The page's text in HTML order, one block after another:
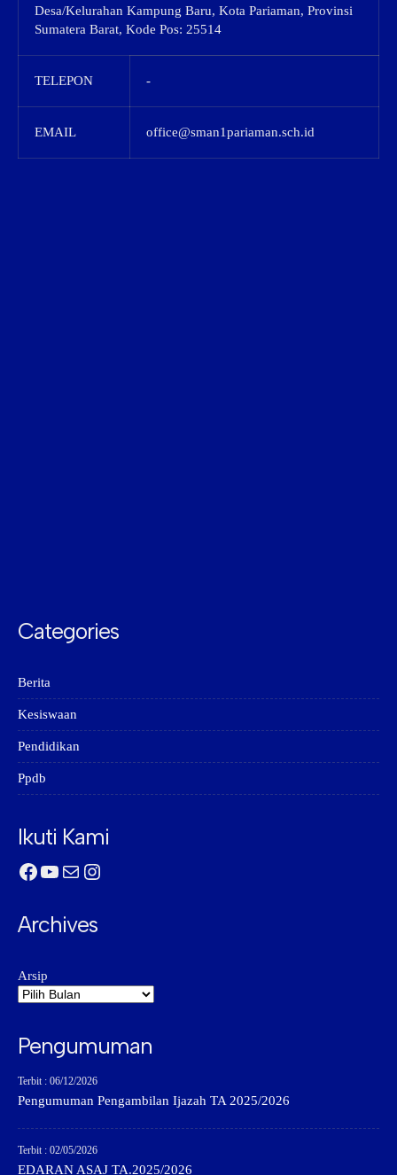
Desa/Kelurahan Kampung Baru, Kota Pariaman, Provinsi
Sumatera Barat, Kode Pos: 25514
TELEPON -
EMAIL office@sman1pariaman.sch.id
Categories
Berita
Kesiswaan
Pendidikan
Ppdb
Ikuti Kami
Facebook
YouTube
MailInstagram
Archives
Arsip
Pengumuman
Terbit : 06/12/2026
Pengumuman Pengambilan Ijazah TA 2025/2026
Terbit : 02/05/2026
EDARAN ASAJ TA.2025/2026